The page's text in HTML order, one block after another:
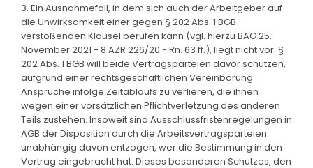
3. Ein Ausnahmefall, in dem sich auch der Arbeitgeber auf
die Unwirksamkeit einer gegen § 202 Abs. 1 BGB
verstoßenden Klausel berufen kann (vgl. hierzu BAG 25.
November 2021 - 8 AZR 226/20 - Rn. 63 ff.), liegt nicht vor. §
202 Abs. 1 BGB will beide Vertragsparteien davor schützen,
aufgrund einer rechtsgeschäftlichen Vereinbarung
Ansprüche infolge Zeitablaufs zu verlieren, die ihnen
wegen einer vorsätzlichen Pflichtverletzung des anderen
Teils zustehen. Insoweit sind Ausschlussfristenregelungen in
AGB der Disposition durch die Arbeitsvertragsparteien
unabhängig davon entzogen, wer die Bestimmung in den
Vertrag eingebracht hat. Dieses besonderen Schutzes, den